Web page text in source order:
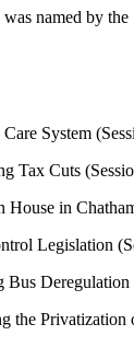
named by
System
Tax Cuts
House in
Legislation
Bus
the